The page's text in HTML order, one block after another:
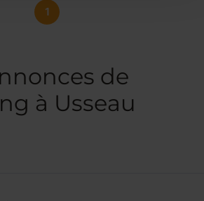
1
de
à Usseau